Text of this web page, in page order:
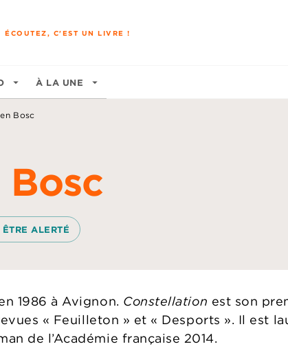
ÉCOUTEZ, C'EST UN LIVRE !
arrow_drop_down À LA UNE arrow_drop_down
Bosc
ÊTRE ALERTÉ
1986 à Avignon. Constellation est son
« Feuilleton » et « Desports ». Il est
de l’Académie française 2014.